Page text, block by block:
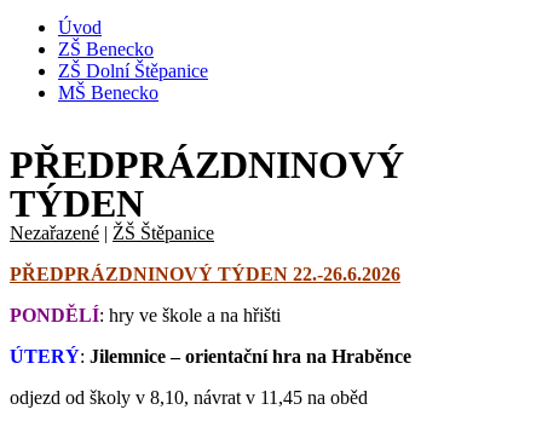
Úvod
ZŠ Benecko
ZŠ Dolní Štěpanice
MŠ Benecko
PŘEDPRÁZDNINOVÝ
TÝDEN
Nezařazené | ŽŠ Štěpanice
PŘEDPRÁZDNINOVÝ TÝDEN 22.-26.6.2026
PONDĚLÍ: hry ve škole a na hřišti
ÚTERÝ: Jilemnice – orientační hra na Hraběnce
odjezd od školy v 8,10, návrat v 11,45 na oběd